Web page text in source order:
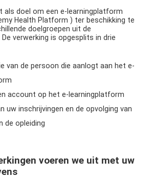
als doel om een e-learningplatform
Health Platform ) ter beschikking te
doelgroepen uit de
verwerking is opgesplits in drie
van de persoon die aanlogt aan het e-
account op het e-learningplatform
uw inschrijvingen en de opvolging van
de opleiding
voeren we uit met uw